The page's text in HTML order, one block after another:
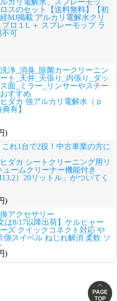
スのセット
【送料無料】【初
MJ掲載 アルカリ電解水クリ
ロ１L ＋ スプレーモップ ラ
可
浄_消臭_除菌カークリーニン
ト_天井_天張り_内張り_ダッ
面_ミラー_リンサーやスチー
すすめ
ダカ 強アルカリ電解水（ｐ
有】
)
これ1台で2役！中古車業の方に
ダカ シートクリーニング用リ
ュームクリーナー機能付き
）20リットル」がついてく
)
アクセサリー
は8/17以降出荷】ケルヒャー
ズ クイックコネクト対応 や
側スイベル ねじれ解消 柔軟 ソ
)